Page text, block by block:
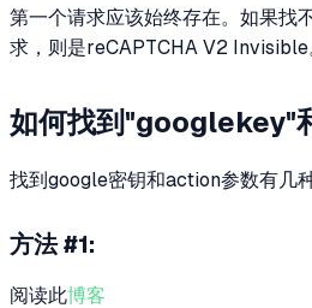
第一个请求应该始终存在。如果找
求，则是reCAPTCHA V2 Invisible
如何找到"googlekey"
找到google密钥和action参数有几
方法 #1:
阅读此博客